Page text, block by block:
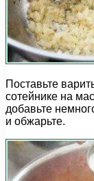
Поставьте
сотейнике на
добавьте
и обжарьте.